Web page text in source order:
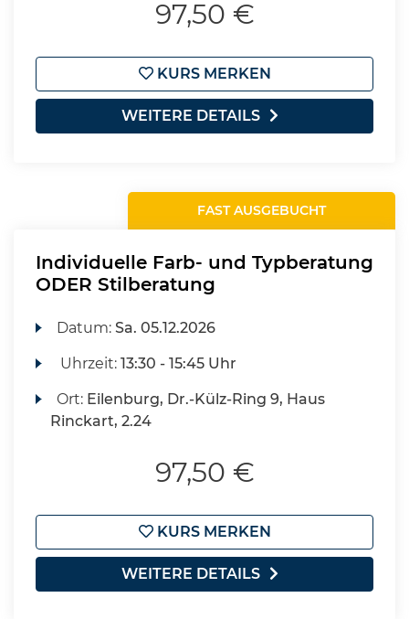
97,50 €
KURS MERKEN
WEITERE DETAILS
FAST AUSGEBUCHT
Individuelle Farb- und Typberatung
ODER Stilberatung
Datum:Sa. 05.12.2026
Uhrzeit:13:30 - 15:45 Uhr
Ort: Eilenburg, Dr.-Külz-Ring 9, Haus
Rinckart, 2.24
97,50 €
KURS MERKEN
WEITERE DETAILS